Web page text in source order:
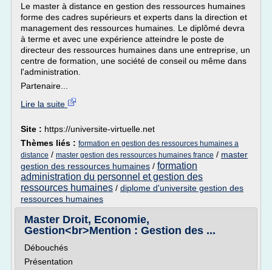
Le master à distance en gestion des ressources humaines
forme des cadres supérieurs et experts dans la direction et
management des ressources humaines. Le diplômé devra
à terme et avec une expérience atteindre le poste de
directeur des ressources humaines dans une entreprise, un
centre de formation, une société de conseil ou même dans
l'administration.
Partenaire...
Lire la suite
Site : https://universite-virtuelle.net
Thèmes liés : formation en gestion des ressources humaines a
distance / master gestion des ressources humaines france / master
gestion des ressources humaines / formation
administration du personnel et gestion des
ressources humaines / diplome d'universite gestion des
ressources humaines
Master Droit, Economie,
Gestion<br>Mention : Gestion des ...
Débouchés
Présentation